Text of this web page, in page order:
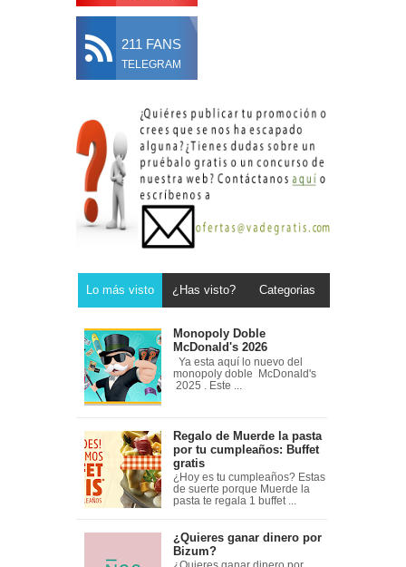
211 FANS
TELEGRAM
Lo más visto ¿Has visto? Categorias
Monopoly Doble
McDonald's 2026
Ya esta aquí lo nuevo del
monopoly doble McDonald's
2025 . Este ...
Regalo de Muerde la pasta
por tu cumpleaños: Buffet
gratis
¿Hoy es tu cumpleaños? Estas
de suerte porque Muerde la
pasta te regala 1 buffet ...
¿Quieres ganar dinero por
Bizum?